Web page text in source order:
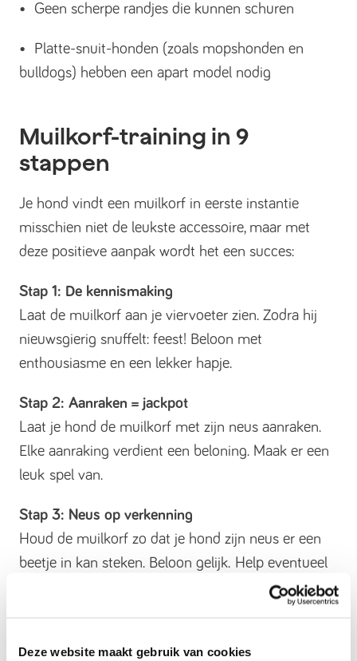
Deze website maakt gebruik van cookies
• Geen scherpe randjes die kunnen schuren
• Platte-snuit-honden (zoals mopshonden en
bulldogs) hebben een apart model nodig
Muilkorf-training in 9
stappen
Je hond vindt een muilkorf in eerste instantie
misschien niet de leukste accessoire, maar met
deze positieve aanpak wordt het een succes:
Stap 1: De kennismaking
Laat de muilkorf aan je viervoeter zien. Zodra hij
nieuwsgierig snuffelt: feest! Beloon met
enthousiasme en een lekker hapje.
Stap 2: Aanraken = jackpot
Laat je hond de muilkorf met zijn neus aanraken.
Elke aanraking verdient een beloning. Maak er een
leuk spel van.
Stap 3: Neus op verkenning
Houd de muilkorf zo dat je hond zijn neus er een
beetje in kan steken. Beloon gelijk. Help eventueel
door de muilkorf voorzichtig over de neusrug te
Stap 4: De ontdekkingsreis